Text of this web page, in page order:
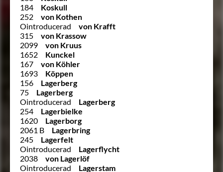
184
Koskull
252
von Kothen
Ointroducerad
von Krafft
315
von Krassow
2099
von Kruus
1652
Kunckel
167
von Köhler
1693
Köppen
156
Lagerberg
75
Lagerberg
Ointroducerad
Lagerberg
254
Lagerbielke
1620
Lagerborg
2061 B
Lagerbring
245
Lagerfelt
Ointroducerad
Lagerflycht
2038
von Lagerlöf
Ointroducerad
Lagerstam